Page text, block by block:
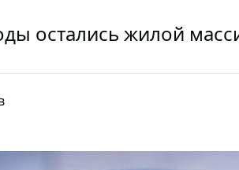
остались жилой